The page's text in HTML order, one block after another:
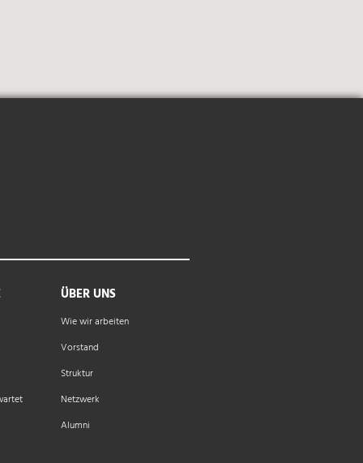
ÜBER UNS
Wie wir arbeiten
Vorstand
Struktur
Netzwerk
Alumni